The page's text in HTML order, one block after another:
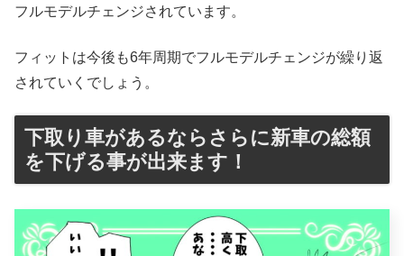
フルモデルチェンジされています。
フィットは今後も6年周期でフルモデルチェンジが繰り返
されていくでしょう。
下取り車があるならさらに新車の総額
を下げる事が出来ます！